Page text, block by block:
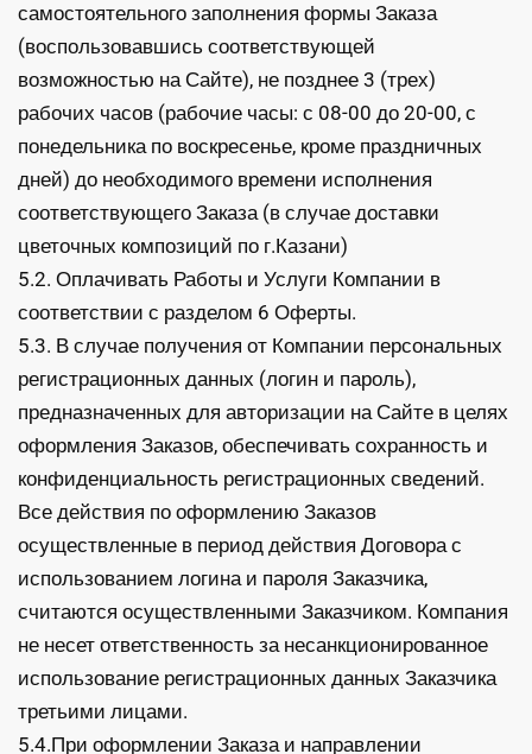
самостоятельного заполнения формы Заказа
(воспользовавшись соответствующей
возможностью на Сайте), не позднее 3 (трех)
рабочих часов (рабочие часы: с 08-00 до 20-00, с
понедельника по воскресенье, кроме праздничных
дней) до необходимого времени исполнения
соответствующего Заказа (в случае доставки
цветочных композиций по г.Казани)
5.2. Оплачивать Работы и Услуги Компании в
соответствии с разделом 6 Оферты.
5.3. В случае получения от Компании персональных
регистрационных данных (логин и пароль),
предназначенных для авторизации на Сайте в целях
оформления Заказов, обеспечивать сохранность и
конфиденциальность регистрационных сведений.
Все действия по оформлению Заказов
осуществленные в период действия Договора с
использованием логина и пароля Заказчика,
считаются осуществленными Заказчиком. Компания
не несет ответственность за несанкционированное
использование регистрационных данных Заказчика
третьими лицами.
5.4.При оформлении Заказа и направлении